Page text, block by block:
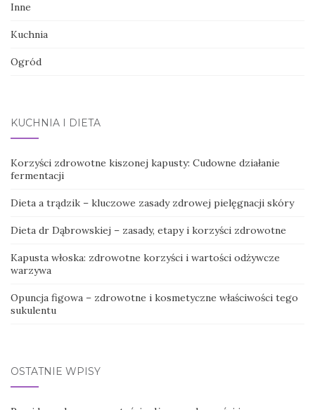
Inne
Kuchnia
Ogród
KUCHNIA I DIETA
Korzyści zdrowotne kiszonej kapusty: Cudowne działanie
fermentacji
Dieta a trądzik – kluczowe zasady zdrowej pielęgnacji skóry
Dieta dr Dąbrowskiej – zasady, etapy i korzyści zdrowotne
Kapusta włoska: zdrowotne korzyści i wartości odżywcze
warzywa
Opuncja figowa – zdrowotne i kosmetyczne właściwości tego
sukulentu
OSTATNIE WPISY